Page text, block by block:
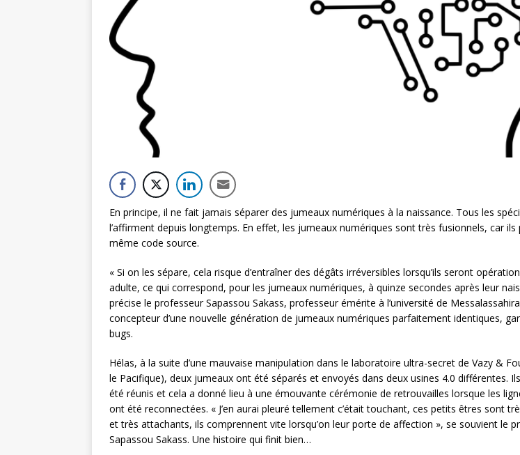
En principe, il ne fait jamais séparer des jumeaux numériques à la naissance. Tous les
l’affirment depuis longtemps. En effet, les jumeaux numériques sont très fusionnels, car ils
même code source.
« Si on les sépare, cela risque d’entraîner des dégâts irréversibles lorsqu’ils seront
adulte, ce qui correspond, pour les jumeaux numériques, à quinze secondes après leur
précise le professeur Sapassou Sakass, professeur émérite à l’université de
concepteur d’une nouvelle génération de jumeaux numériques parfaitement identiques,
bugs.
Hélas, à la suite d’une mauvaise manipulation dans le laboratoire ultra-secret de Vazy &
le Pacifique), deux jumeaux ont été séparés et envoyés dans deux usines 4.0 différentes.
été réunis et cela a donné lieu à une émouvante cérémonie de retrouvailles lorsque les
ont été reconnectées. « J’en aurai pleuré tellement c’était touchant, ces petits êtres sont
et très attachants, ils comprennent vite lorsqu’on leur porte de affection », se souvient le
Sapassou Sakass. Une histoire qui finit bien…